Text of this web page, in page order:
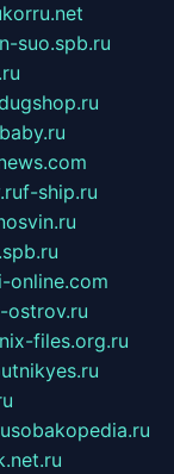
korru.net
suo.spb.ru
f-ship.ru
online.com
ostrov.ru
nix-files.org.ru
sobakopedia.ru